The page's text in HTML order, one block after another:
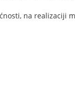
na realizaciji